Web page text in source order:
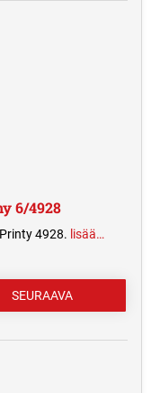
6/4928
4928. lisää…